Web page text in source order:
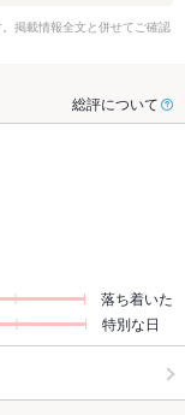
掲載情報全文と併せてご確認
総評について
落ち着いた
特別な日